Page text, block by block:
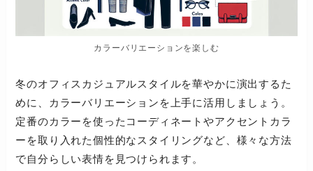
カラーバリエーションを楽しむ
冬のオフィスカジュアルスタイルを華やかに演出するた
めに、カラーバリエーションを上手に活用しましょう。
定番のカラーを使ったコーディネートやアクセントカラ
ーを取り入れた個性的なスタイリングなど、様々な方法
で自分らしい表情を見つけられます。